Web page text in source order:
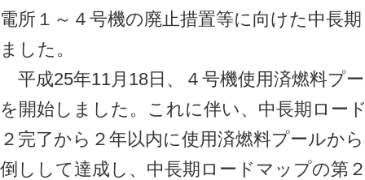
電所１～４号機の廃止措置等に向けた中長
ました。
平成25年11月18日、４号機使用済燃料プ
を開始しました。これに伴い、中長期ロー
２完了から２年以内に使用済燃料プールか
倒しして達成し、中長期ロードマップの第